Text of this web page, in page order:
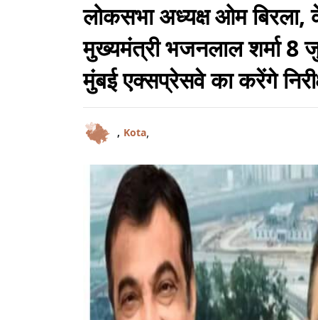
लोकसभा अध्यक्ष ओम बिरला,
मुख्यमंत्री भजनलाल शर्मा 8
मुंबई एक्सप्रेसवे का करेंगे
, Kota,